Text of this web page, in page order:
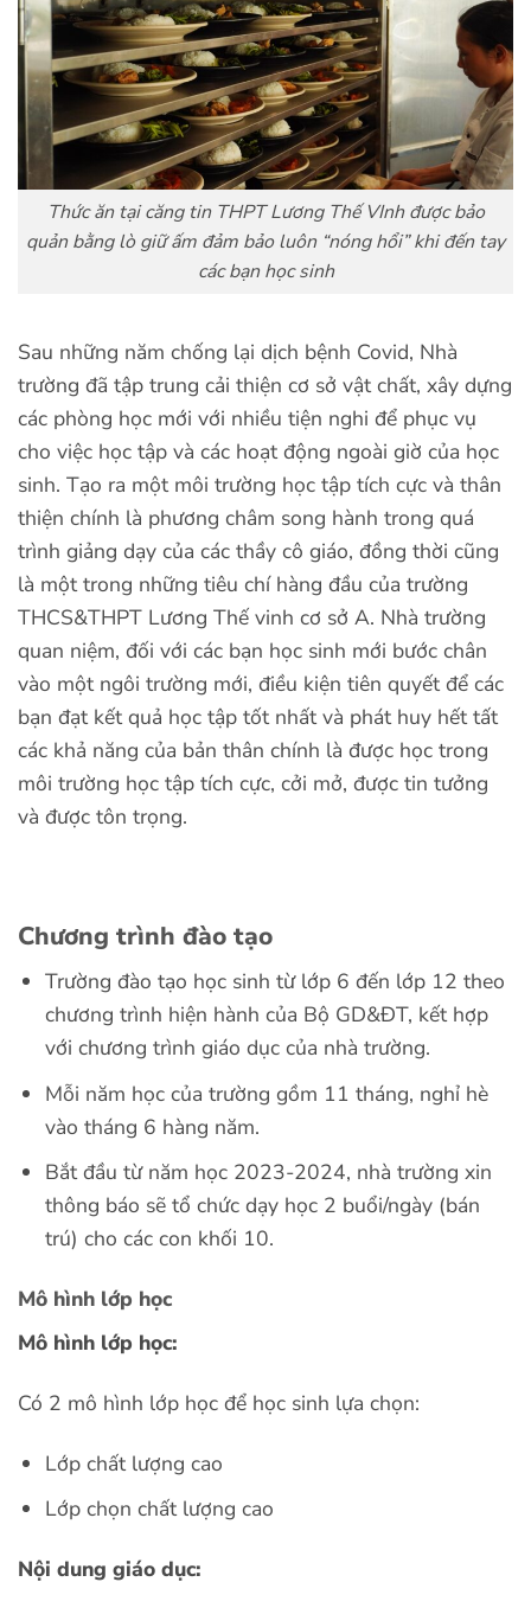
Thức ăn tại căng tin THPT Lương Thế VInh được bảo
quản bằng lò giữ ấm đảm bảo luôn “nóng hổi” khi đến tay
các bạn học sinh
Sau những năm chống lại dịch bệnh Covid, Nhà
trường đã tập trung cải thiện cơ sở vật chất, xây dựng
các phòng học mới với nhiều tiện nghi để phục vụ
cho việc học tập và các hoạt động ngoài giờ của học
sinh. Tạo ra một môi trường học tập tích cực và thân
thiện chính là phương châm song hành trong quá
trình giảng dạy của các thầy cô giáo, đồng thời cũng
là một trong những tiêu chí hàng đầu của trường
THCS&THPT Lương Thế vinh cơ sở A. Nhà trường
quan niệm, đối với các bạn học sinh mới bước chân
vào một ngôi trường mới, điều kiện tiên quyết để các
bạn đạt kết quả học tập tốt nhất và phát huy hết tất
các khả năng của bản thân chính là được học trong
môi trường học tập tích cực, cởi mở, được tin tưởng
và được tôn trọng.
Chương trình đào tạo
Trường đào tạo học sinh từ lớp 6 đến lớp 12 theo
chương trình hiện hành của Bộ GD&ĐT, kết hợp
với chương trình giáo dục của nhà trường.
Mỗi năm học của trường gồm 11 tháng, nghỉ hè
vào tháng 6 hàng năm.
Bắt đầu từ năm học 2023-2024, nhà trường xin
thông báo sẽ tổ chức dạy học 2 buổi/ngày (bán
trú) cho các con khối 10.
Mô hình lớp học
Mô hình lớp học:
Có 2 mô hình lớp học để học sinh lựa chọn:
Lớp chất lượng cao
Lớp chọn chất lượng cao
Nội dung giáo dục: